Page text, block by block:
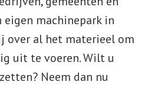
machinepark in
over al het materieel om
uit te voeren. Wilt u
Neem dan nu